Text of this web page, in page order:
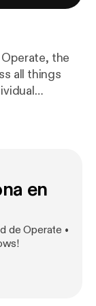
the
all things
great
youre-
---
en
de Operate •